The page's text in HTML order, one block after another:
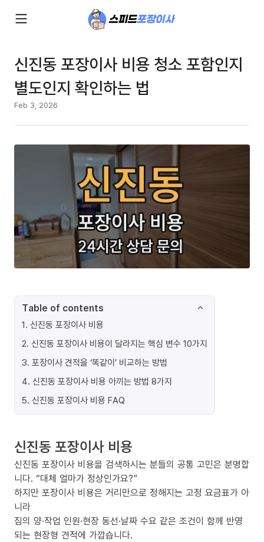
신진동 포장이사 비용 청소 포함인지
별도인지 확인하는 법
Feb 3, 2026
Table of contents
1. 신진동 포장이사 비용
2. 신진동 포장이사 비용이 달라지는 핵심 변수 10가지
3. 포장이사 견적을 ‘똑같이’ 비교하는 방법
4. 신진동 포장이사 비용 아끼는 방법 8가지
5. 신진동 포장이사 비용 FAQ
신진동 포장이사 비용
신진동 포장이사 비용을 검색하시는 분들의 공통 고민은 분명합
니다. “대체 얼마가 정상인가요?”
하지만 포장이사 비용은 거리만으로 정해지는 고정 요금표가 아
니라
짐의 양·작업 인원·현장 동선·날짜 수요 같은 조건이 함께 반영
되는 현장형 견적에 가깝습니다.